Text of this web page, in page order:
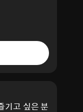
기고 싶은 분